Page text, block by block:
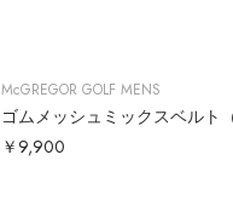
McGREGOR GOLF MENS
￥9,900